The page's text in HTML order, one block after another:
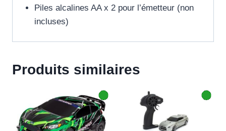
Piles alcalines AA x 2 pour l’émetteur (non
incluses)
Produits similaires